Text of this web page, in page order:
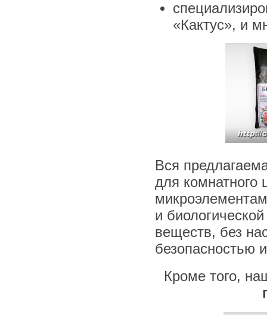
«Кактус», и
Вся
для комнатного
и
веществ, без
безопасностью
Кроме того,